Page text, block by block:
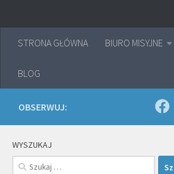
STRONA GŁÓWNA BIURO MISYJNE
BLOG
OBSERWUJ:
WYSZUKAJ
Szukaj: